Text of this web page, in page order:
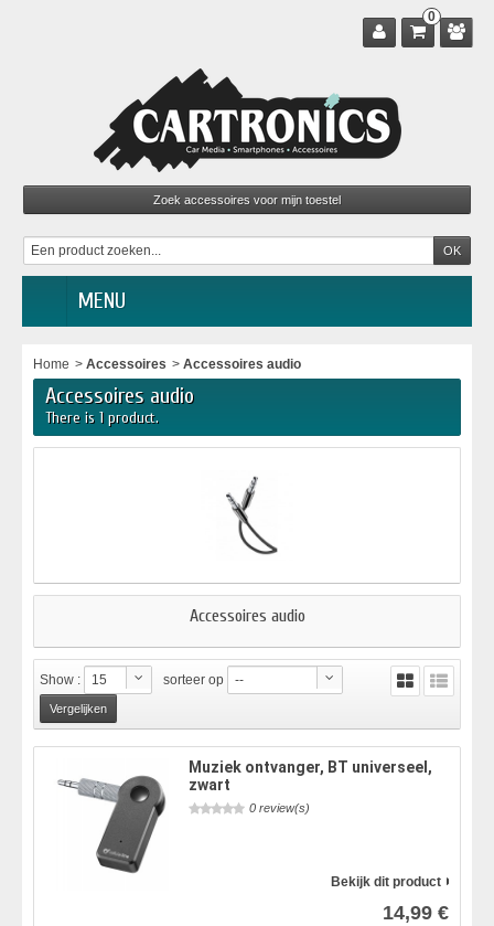
0
MENU
Home > Accessoires > Accessoires audio
Accessoires audio
There is 1 product.
Accessoires audio
Show : 15 sorteer op --
Muziek ontvanger, BT universeel,
zwart
0 review(s)
Bekijk dit product
14,99 €